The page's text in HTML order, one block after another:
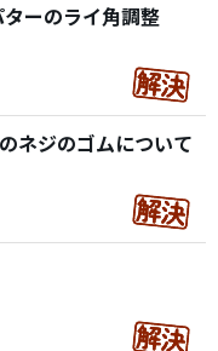
ーのライ角調整
ネジのゴムについて